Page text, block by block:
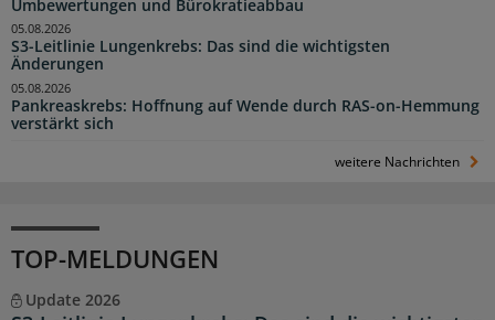
Umbewertungen und Bürokratieabbau
S3-Leitlinie Lungenkrebs: Das sind die wichtigsten
Änderungen
05.08.2026
Pankreaskrebs: Hoffnung auf Wende durch RAS-on-Hemmung
verstärkt sich
05.08.2026
weitere Nachrichten
TOP-MELDUNGEN
Update 2026